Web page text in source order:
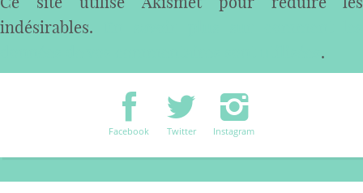
indésirables.
.
Facebook Twitter Instagram